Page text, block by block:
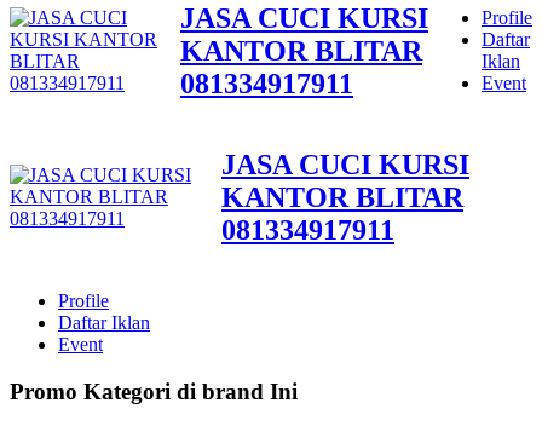
JASA CUCI KURSI
KANTOR BLITAR
081334917911
Profile
Daftar
Iklan
Event
JASA CUCI KURSI
KANTOR BLITAR
081334917911
Profile
Daftar Iklan
Event
Promo Kategori di brand Ini